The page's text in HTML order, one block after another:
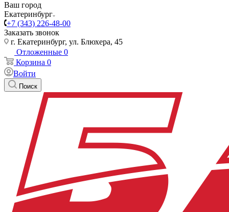
Ваш город
Екатеринбург
+7 (343) 226-48-00
Заказать звонок
г. Екатеринбург, ул. Блюхера, 45
Отложенные 0
Корзина 0
Войти
Поиск